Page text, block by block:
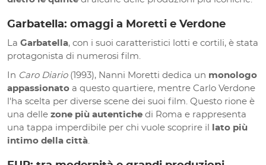
Garbatella: omaggi a Moretti e Verdone
La Garbatella, con i suoi caratteristici lotti e cortili, è stata
protagonista di numerosi film.
In Caro Diario(1993), Nanni Moretti dedica un monologo
appassionato a questo quartiere, mentre Carlo Verdone
l'ha scelta per diverse scene dei suoi film. Questo rione è
una delle zone più autentiche di Roma e rappresenta
una tappa imperdibile per chi vuole scoprire il
lato più
intimo della città.